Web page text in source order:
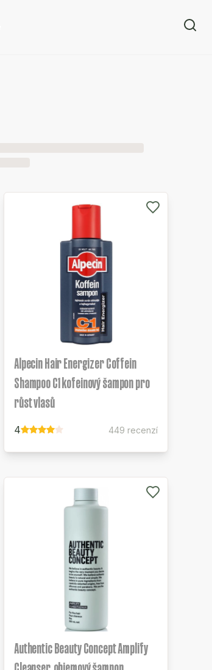
Alpecin Hair Energizer Coffein
Shampoo C1 kofeinový šampon pro
růst vlasů
4 449 recenzí
Authentic Beauty Concept Amplify